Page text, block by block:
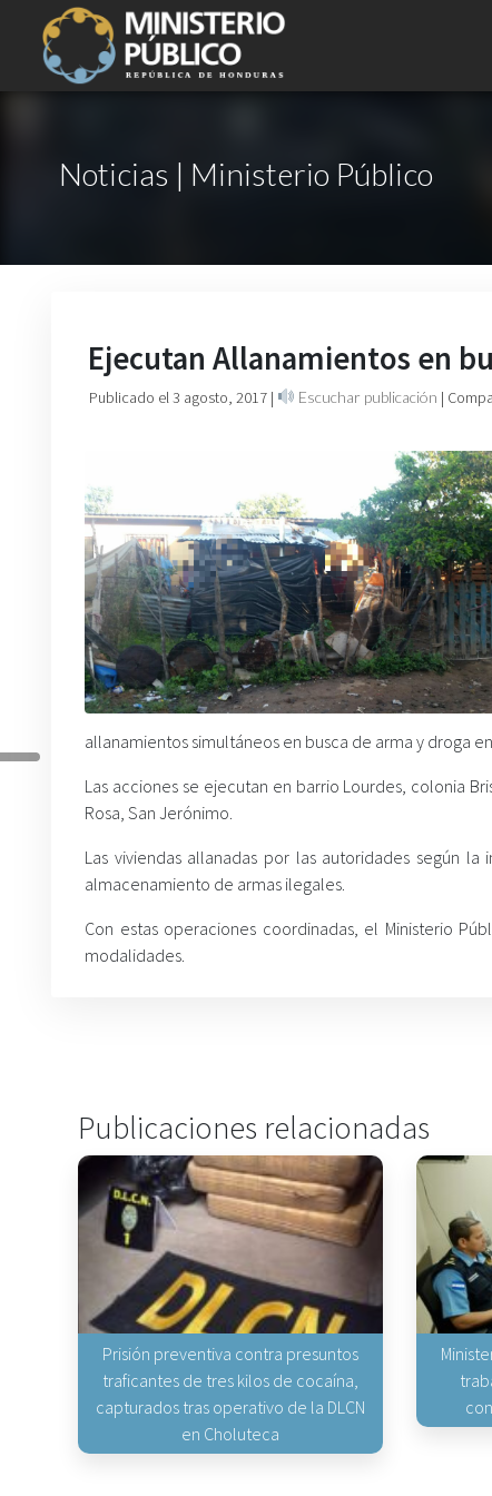
Noticias | Ministerio Público
Ejecutan Allanamientos en
Publicado el 3 agosto, 2017 | Escuchar publicación |
allanamientos simultáneos en busca de arma y droga
Las acciones se ejecutan en barrio Lourdes, colonia
Rosa, San Jerónimo.
Las viviendas allanadas por las autoridades según
almacenamiento de armas ilegales.
Con estas operaciones coordinadas, el Ministerio
modalidades.
Publicaciones relacionadas
Prisión preventiva contra presuntos
traficantes de tres kilos de cocaína,
capturados tras operativo de la DLCN
en Choluteca